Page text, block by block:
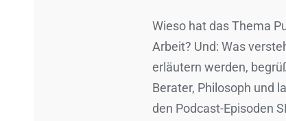
Wieso hat das Thema
Arbeit? Und: Was
erläutern werden,
Berater, Philosoph und
den Podcast-Episoden